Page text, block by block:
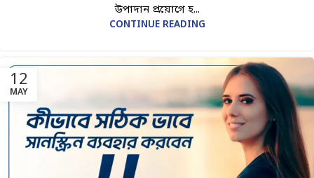
উপাদান প্রয়োগে হ...
CONTINUE READING
12
MAY